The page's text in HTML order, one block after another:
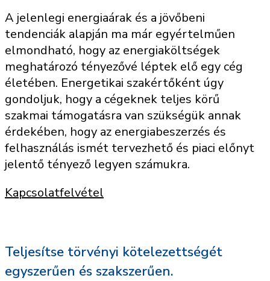
A jelenlegi energiaárak és a jövőbeni
tendenciák alapján ma már egyértelműen
elmondható, hogy az energiaköltségek
meghatározó tényezővé léptek elő egy cég
életében. Energetikai szakértőként úgy
gondoljuk, hogy a cégeknek teljes körű
szakmai támogatásra van szükségük annak
érdekében, hogy az energiabeszerzés és
felhasználás ismét tervezhető és piaci előnyt
jelentő tényező legyen számukra.
Kapcsolatfelvétel
Teljesítse törvényi kötelezettségét
egyszerűen és szakszerűen.